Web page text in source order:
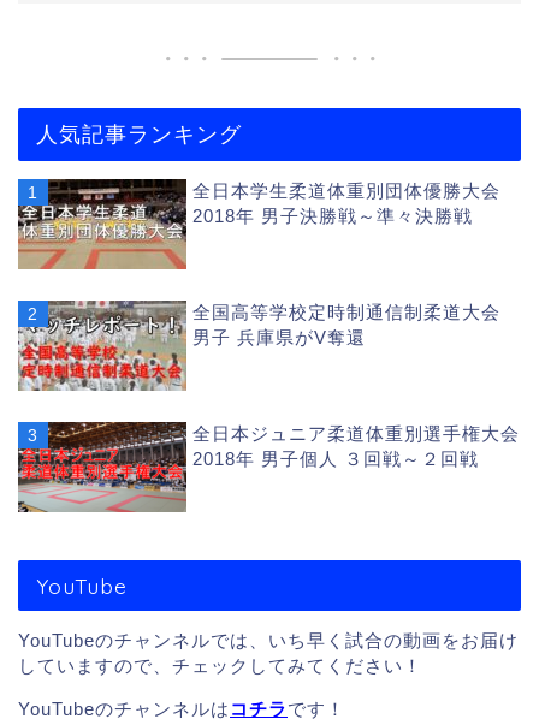
人気記事ランキング
全日本学生柔道体重別団体優勝大会
2018年 男子決勝戦～準々決勝戦
全国高等学校定時制通信制柔道大会
男子 兵庫県がV奪還
全日本ジュニア柔道体重別選手権大会
2018年 男子個人 ３回戦～２回戦
YouTube
YouTubeのチャンネルでは、いち早く試合の動画をお届け
していますので、チェックしてみてください！
YouTubeのチャンネルは コチラです！